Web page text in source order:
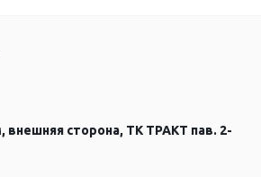
сторона, ТК ТРАКТ пав. 2-